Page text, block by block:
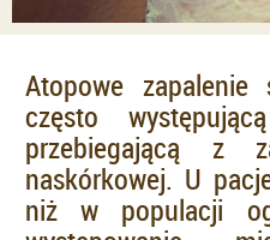
Atopowe zapalenie
często
przebiegającą z
naskórkowej. U
niż w populacji